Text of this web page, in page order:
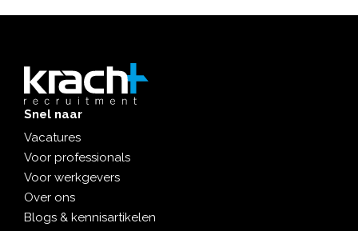
Snel naar
Vacatures
Voor professionals
Voor werkgevers
Over ons
Blogs & kennisartikelen